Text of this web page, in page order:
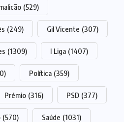
(529)
(249) Gil Vicente (307)
(1309) I Liga (1407)
Política (359)
Prémio (316) PSD (377)
(570) Saúde (1031)